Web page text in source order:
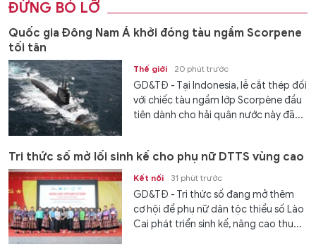
ĐỪNG BỎ LỠ
Quốc gia Đông Nam Á khởi đóng tàu ngầm Scorpene
tối tân
Thế giới 20 phút trước
GD&TĐ - Tại Indonesia, lễ cắt thép đối
với chiếc tàu ngầm lớp Scorpène đầu
tiên dành cho hải quân nước này đã...
Tri thức số mở lối sinh kế cho phụ nữ DTTS vùng cao
Kết nối 31 phút trước
GD&TĐ - Tri thức số đang mở thêm
cơ hội để phụ nữ dân tộc thiểu số Lào
Cai phát triển sinh kế, nâng cao thu...